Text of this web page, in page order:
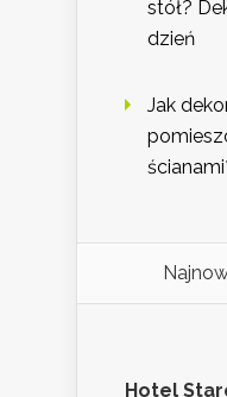
stół?
dzień
Jak
Hotel